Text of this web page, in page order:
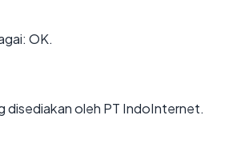
OK.
disediakan oleh PT IndoInternet.